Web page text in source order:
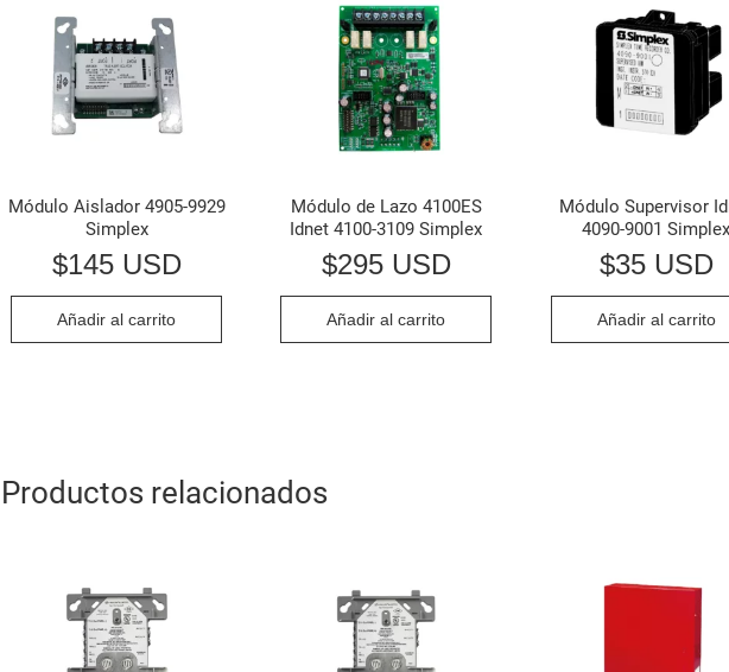
Módulo Aislador 4905-9929
Simplex
$145 USD
Añadir al carrito
Módulo de Lazo 4100ES
Idnet 4100-3109 Simplex
$295 USD
Añadir al carrito
Módulo Supervisor
4090-9001 Simplex
$35 USD
Añadir al carrito
Productos relacionados